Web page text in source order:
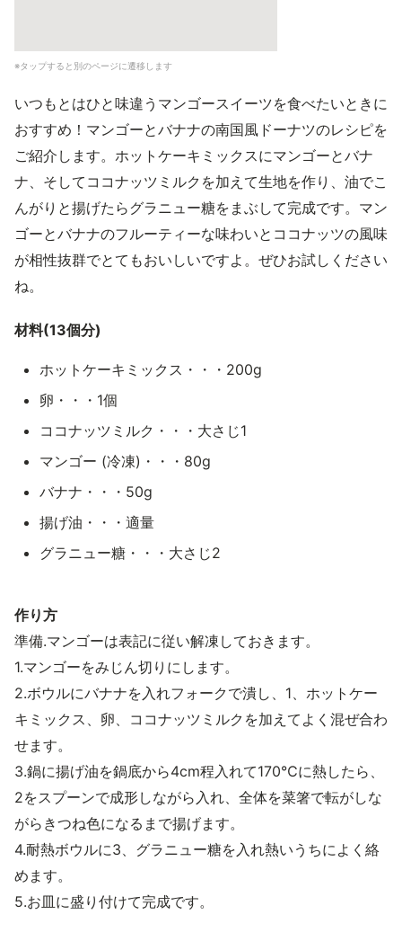
※タップすると別のページに遷移します
いつもとはひと味違うマンゴースイーツを食べたいときに
おすすめ！マンゴーとバナナの南国風ドーナツのレシピを
ご紹介します。ホットケーキミックスにマンゴーとバナ
ナ、そしてココナッツミルクを加えて生地を作り、油でこ
んがりと揚げたらグラニュー糖をまぶして完成です。マン
ゴーとバナナのフルーティーな味わいとココナッツの風味
が相性抜群でとてもおいしいですよ。ぜひお試しください
ね。
材料(13個分)
ホットケーキミックス・・・200g
卵・・・1個
ココナッツミルク・・・大さじ1
マンゴー (冷凍)・・・80g
バナナ・・・50g
揚げ油・・・適量
グラニュー糖・・・大さじ2
作り方
準備.マンゴーは表記に従い解凍しておきます。
1.マンゴーをみじん切りにします。
2.ボウルにバナナを入れフォークで潰し、1、ホットケー
キミックス、卵、ココナッツミルクを加えてよく混ぜ合わ
せます。
3.鍋に揚げ油を鍋底から4cm程入れて170℃に熱したら、
2をスプーンで成形しながら入れ、全体を菜箸で転がしな
がらきつね色になるまで揚げます。
4.耐熱ボウルに3、グラニュー糖を入れ熱いうちによく絡
めます。
5.お皿に盛り付けて完成です。